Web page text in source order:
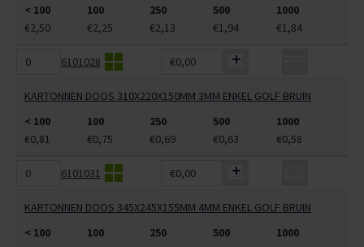
< 100
100 250 500
1000
€2,50
€2,25 €2,13 €1,94 €1,84
6101028 €0,00
KARTONNEN DOOS 310X220X150MM 3MM ENKEL GOLF BRUIN
< 100
100 250 500
1000
€0,81
€0,75 €0,69 €0,63 €0,58
6101031 €0,00
KARTONNEN DOOS 345X245X155MM 4MM ENKEL GOLF BRUIN
< 100
100 250 500
1000